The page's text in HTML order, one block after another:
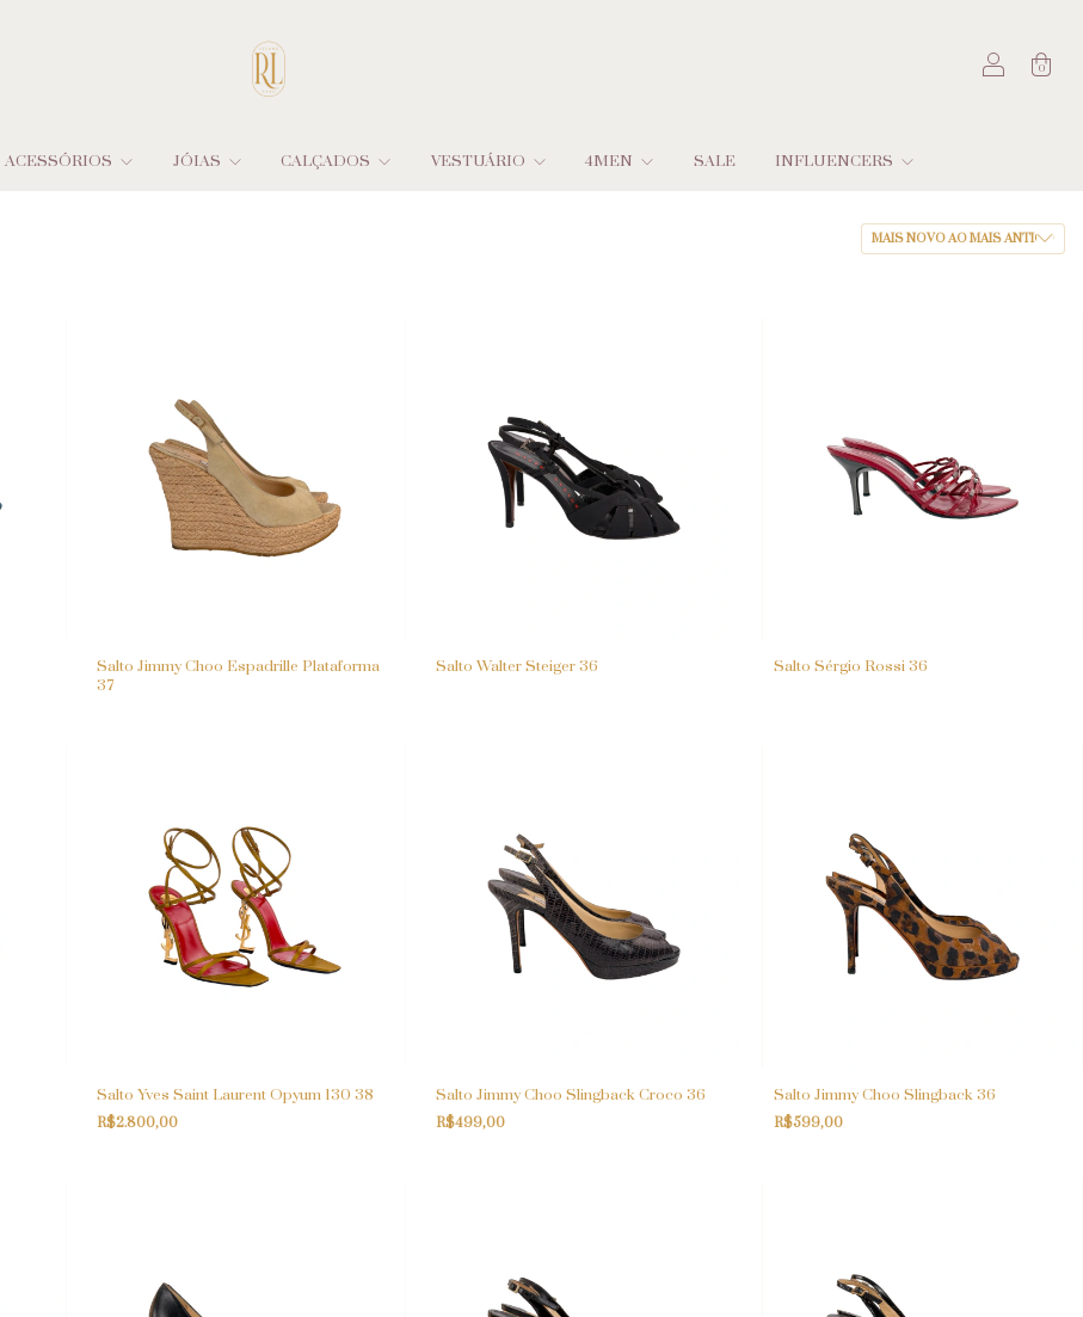
0
ACESSÓRIOS JÓIAS CALÇADOS VESTUÁRIO 4MEN SALE INFLUENCERS
Salto Jimmy Choo Espadrille Plataforma
37
Salto Walter Steiger 36 Salto Sérgio Rossi 36
Salto Yves Saint Laurent Opyum 130 38
R$2.800,00
Salto Jimmy Choo Slingback Croco 36
R$499,00
Salto Jimmy Choo Slingback 36
R$599,00